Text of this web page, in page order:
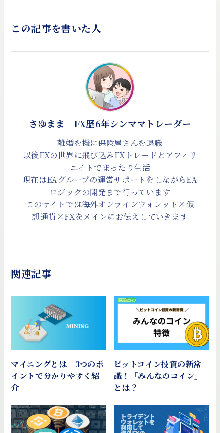
この記事を書いた人
さゆまま｜FX歴6年シンママトレーダー
離婚を機に保険屋さんを退職
以後FXの世界に飛び込みFXトレードとアフィリ
エイトでまったり生活
現在はEAグループの運営サポートをしながらEA
ロジックの開発まで行っています
このサイトでは海外オンラインウォレット×仮
想通貨×FXをメインにお伝えしていきます
関連記事
マイニングとは｜3つのポ
イントで分かりやすく紹
介
ビットコイン投資の新常
識！「みんなのコイン」
とは？